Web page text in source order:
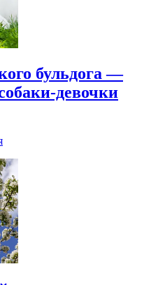
бульдога —
девочки